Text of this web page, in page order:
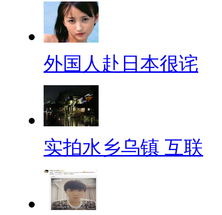
外国人赴日本很诧
实拍水乡乌镇 互联